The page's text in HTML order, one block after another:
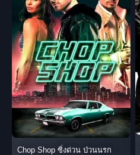
Chop Shop ซิ่งด่วน ป่วนนรก